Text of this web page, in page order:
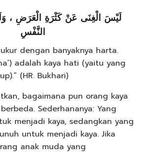
لَيْسَ الْغِنَى عَنْ كَثْرَةِ الْعَرَضِ ،
النَّفْسِ
dengan banyaknya harta.
adalah kaya hati (yaitu yang
(HR. Bukhari)
bagaimana pun orang kaya
Sederhananya: Yang
menjadi kaya, sedangkan yang
untuk menjadi kaya. Jika
anak muda yang